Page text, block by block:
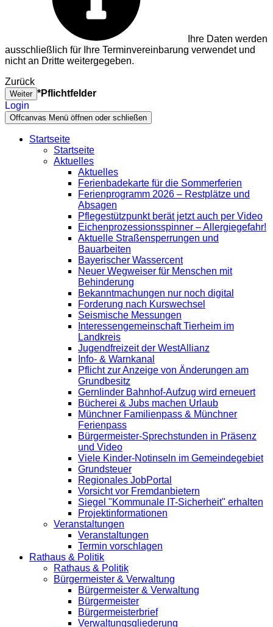
Ihre Daten werden
ausschließlich für Ihre Terminvereinbarung verwendet und
nicht an Dritte weitergegeben.
Zurück
Weiter *Pflichtfelder
Login
Offcanvas Menü öffnen oder schließen
Startseite
Startseite
Aktuelles
Aktuelles
Ferienbadekarte für die Sommerferien
Ferienprogramm 2026 – Restplätze und
Absagen
Pflegestützpunkt berät jetzt auch per Video
Eichenprozessionsspinner – Allergiegefahr!
Aktuelle Straßensperrungen und
Bauarbeiten
Bayerischer Wassercent
Neuer Wegweiser für Menschen mit
Behinderung
Bekanntmachungen nur noch digital
Forderung nach Kurswechsel
Seismische Messungen
Interessengemeinschaft Tierheim im
Landkreis
Jugendfreizeit der WestAllianz
Info- & Warnkanal
Pflicht zur Anzeige von Änderungen am
Grundbesitz
Gernlinder Bahnhof-Aufzug wird erneuert
Bücherei & Jubs machen Urlaub
Münchner Familienpass & Münchner
Ferienpass
Bürgermeister-Sprechstunden in Präsenz
und Video
Viele Kinder-Notinseln im Gemeindegebiet
Grundsteuer
Regionales JobPortal
Vorsicht vor Fremdanbietern
Siegel "Kommunale IT-Sicherheit" erhalten
Projektinformationen
Veranstaltungen
Veranstaltungen
Termin vorschlagen
Rathaus & Politik
Rathaus & Politik
Bürgermeister & Verwaltung
Bürgermeister & Verwaltung
Bürgermeister
Bürgermeisterbrief
Verwaltungsgliederung